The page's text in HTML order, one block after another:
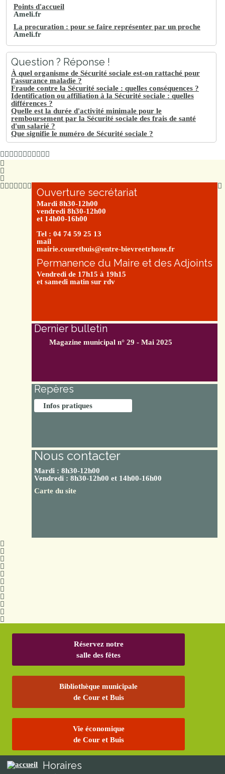
Points d'accueil
Ameli.fr
La procuration : pour se faire représenter par un proche
Ameli.fr
Question ? Réponse !
À quel organisme de Sécurité sociale est-on rattaché pour
l'assurance maladie ?
Fraude contre la Sécurité sociale : quelles conséquences ?
Identification ou affiliation à la Sécurité sociale : quelles
différences ?
Quelle est la durée d'activité minimale pour le
remboursement par la Sécurité sociale des frais de santé
d'un salarié ?
Que signifie le numéro de Sécurité sociale ?
Ouverture secrétariat
Mardi 8h30-12h00
vendredi 8h30-12h00
et 14h00-16h00
Tel : 04 74 59 25 13
mail
mairie.couretbuis@entre-bievreetrhone.fr
Permanence du Maire et des Adjoints
Vendredi de 17h15 à 19h15
et samedi matin sur rdv
Dernier bulletin
Magazine municipal n° 29 - Mai 2025
Repères
Infos pratiques
Nous contacter
Mardi : 8h30-12h00
Vendredi : 8h30-12h00 et 14h00-16h00
Carte du site
Réservez notre
salle des fêtes
Bibliothèque municipale
de Cour et Buis
Vie économique
de Cour et Buis
Horaires